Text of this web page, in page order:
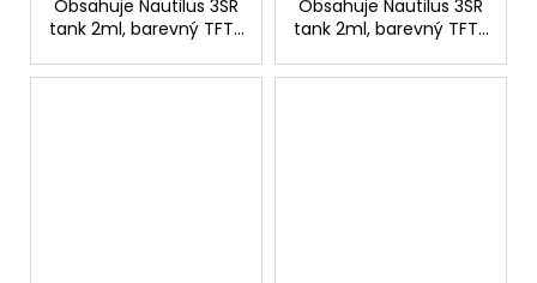
Obsahuje Nautilus 3SR
tank 2ml, barevný TFT...
Obsahuje Nautilus 3SR
tank 2ml, barevný TFT...